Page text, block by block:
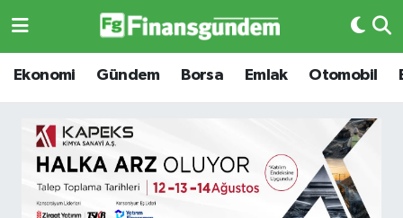
Ekonomi Gündem Borsa Emlak Otomobil
Ekonomi
Borsa
Emlak
Ekonomi
Borsa
Emlak